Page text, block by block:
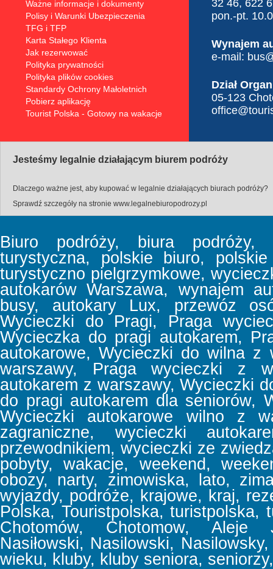
Ważne informacje i dokumenty
Polisy i Warunki Ubezpieczenia
TFG i TFP
Karta Stałego Klienta
Jak rezerwować
Polityka prywatności
Polityka plików cookies
Standardy Ochrony Małoletnich
Pobierz aplikację
Tourist Polska - Gotowy na wakacje
32 46, 622
pon.-pt.
Wynajem
e-mail:
Dział
05-123
Jesteśmy legalnie działającym biurem podróży
Dlaczego ważne jest, aby kupować w legalnie działających biurach podróży?
Sprawdź szczegóły na stronie www.legalnebiuropodrozy.pl
Biuro podróży, biura podróży,
turystyczna, polskie biuro,
turystyczno pielgrzymkowe,
autokarów Warszawa, wynajem
busy, autokary Lux, przewóz
Wycieczki do Pragi, Praga
Wycieczka do pragi autokarem,
autokarowe, Wycieczki do wilna z
warszawy, Praga wycieczki z
autokarem z warszawy, Wycieczki
do pragi autokarem dla seniorów,
Wycieczki autokarowe wilno z
zagraniczne, wycieczki
przewodnikiem, wycieczki ze
pobyty, wakacje, weekend,
obozy, narty, zimowiska, lato,
wyjazdy, podróże, krajowe, kraj,
Polska, Touristpolska,
Chotomów, Chotomow, Aleje
Nasiłowski, Nasilowski,
wieku, kluby, kluby seniora,